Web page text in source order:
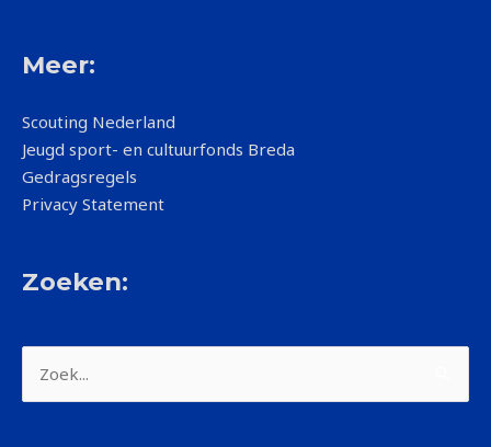
Meer:
Scouting Nederland
Jeugd sport- en cultuurfonds Breda
Gedragsregels
Privacy Statement
Zoeken:
naar: